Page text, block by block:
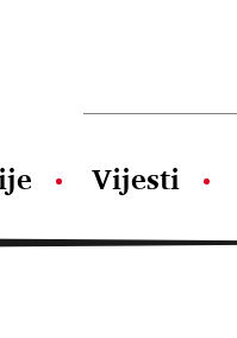
Vijesti